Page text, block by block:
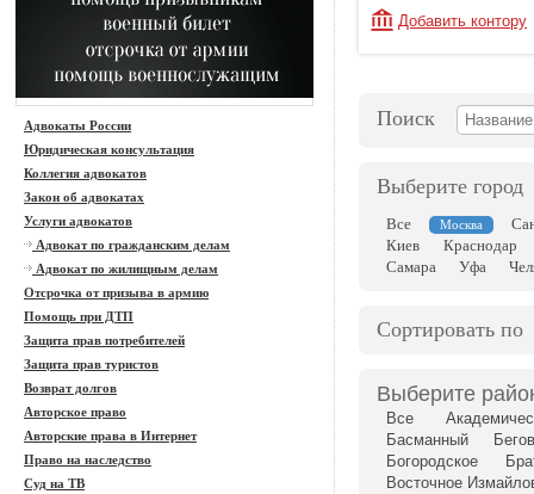
Адвокаты России
Юридическая консультация
Коллегия адвокатов
Закон об адвокатах
Услуги адвокатов
Адвокат по гражданским делам
Адвокат по жилищным делам
Отсрочка от призыва в армию
Помощь при ДТП
Защита прав потребителей
Защита прав туристов
Возврат долгов
Авторское право
Авторские права в Интернет
Право на наследство
Суд на ТВ
Добавить контору
Поиск
Выберите город
Все Москва
Киев
Краснодар
Самара
Уфа
Сортировать по
Выберите
Все
Басманный
Богородское
Восточное